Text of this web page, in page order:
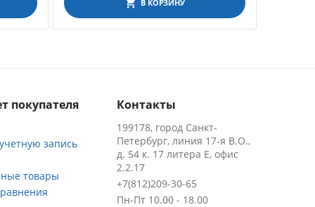
В КОРЗИНУ
покупателя
запись
товары
Контакты
199178, город Санкт-
Петербург, линия 17-я В.О.,
д. 54 к. 17 литера Е, офис
2.2.17
+7(812)209-30-65
Пн-Пт 10.00 - 18.00